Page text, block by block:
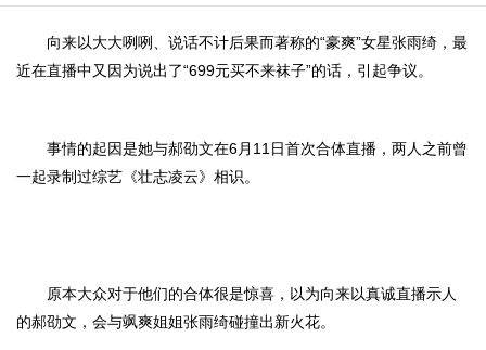
向来以大大咧咧、说话不计后果而著称的“豪爽”女星张雨绮，最
近在直播中又因为说出了“699元买不来袜子”的话，引起争议。
事情的起因是她与郝劭文在6月11日首次合体直播，两人之前曾
一起录制过综艺《壮志凌云》相识。
原本大众对于他们的合体很是惊喜，以为向来以真诚直播示人
的郝劭文，会与飒爽姐姐张雨绮碰撞出新火花。